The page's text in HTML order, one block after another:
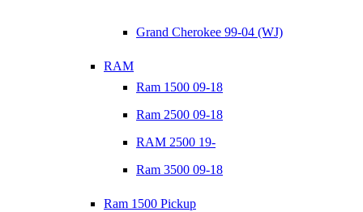
Grand Cherokee 99-04 (WJ)
RAM
Ram 1500 09-18
Ram 2500 09-18
RAM 2500 19-
Ram 3500 09-18
Ram 1500 Pickup